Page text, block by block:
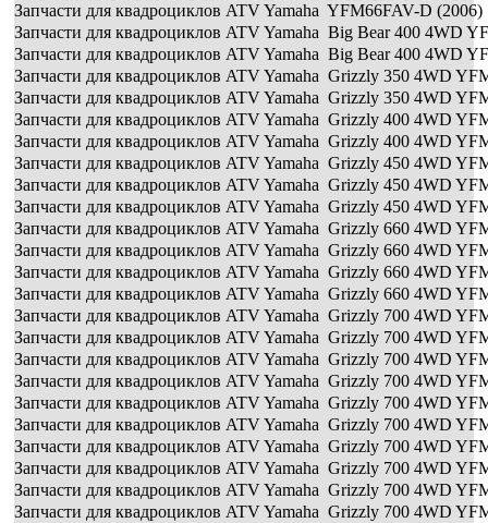
Запчасти для квадроциклов ATV Yamaha YFM66FAV-D (2006)
Запчасти для квадроциклов ATV Yamaha Big Bear 400 4WD
Запчасти для квадроциклов ATV Yamaha Big Bear 400 4WD
Запчасти для квадроциклов ATV Yamaha Grizzly 350 4WD
Запчасти для квадроциклов ATV Yamaha Grizzly 350 4WD
Запчасти для квадроциклов ATV Yamaha Grizzly 400 4WD
Запчасти для квадроциклов ATV Yamaha Grizzly 400 4WD
Запчасти для квадроциклов ATV Yamaha Grizzly 450 4WD
Запчасти для квадроциклов ATV Yamaha Grizzly 450 4WD
Запчасти для квадроциклов ATV Yamaha Grizzly 450 4WD
Запчасти для квадроциклов ATV Yamaha Grizzly 660 4WD
Запчасти для квадроциклов ATV Yamaha Grizzly 660 4WD
Запчасти для квадроциклов ATV Yamaha Grizzly 660 4WD
Запчасти для квадроциклов ATV Yamaha Grizzly 660 4WD
Запчасти для квадроциклов ATV Yamaha Grizzly 700 4WD
Запчасти для квадроциклов ATV Yamaha Grizzly 700 4WD
Запчасти для квадроциклов ATV Yamaha Grizzly 700 4WD
Запчасти для квадроциклов ATV Yamaha Grizzly 700 4WD
Запчасти для квадроциклов ATV Yamaha Grizzly 700 4WD
Запчасти для квадроциклов ATV Yamaha Grizzly 700 4WD
Запчасти для квадроциклов ATV Yamaha Grizzly 700 4WD
Запчасти для квадроциклов ATV Yamaha Grizzly 700 4WD
Запчасти для квадроциклов ATV Yamaha Grizzly 700 4WD
Запчасти для квадроциклов ATV Yamaha Grizzly 700 4WD